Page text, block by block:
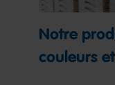
Notre
couleurs